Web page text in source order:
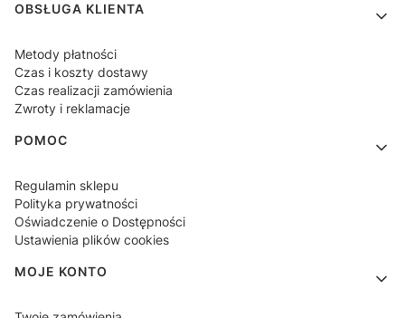
OBSŁUGA KLIENTA
Metody płatności
Czas i koszty dostawy
Czas realizacji zamówienia
Zwroty i reklamacje
POMOC
Regulamin sklepu
Polityka prywatności
Oświadczenie o Dostępności
Ustawienia plików cookies
MOJE KONTO